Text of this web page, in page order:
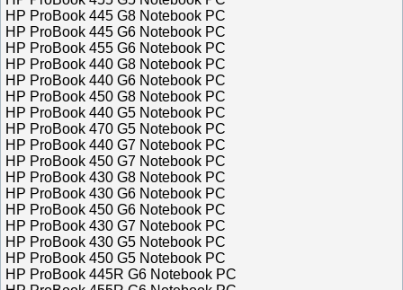
HP ProBook 445 G8 Notebook PC
HP ProBook 445 G6 Notebook PC
HP ProBook 455 G6 Notebook PC
HP ProBook 440 G8 Notebook PC
HP ProBook 440 G6 Notebook PC
HP ProBook 450 G8 Notebook PC
HP ProBook 440 G5 Notebook PC
HP ProBook 470 G5 Notebook PC
HP ProBook 440 G7 Notebook PC
HP ProBook 450 G7 Notebook PC
HP ProBook 430 G8 Notebook PC
HP ProBook 430 G6 Notebook PC
HP ProBook 450 G6 Notebook PC
HP ProBook 430 G7 Notebook PC
HP ProBook 430 G5 Notebook PC
HP ProBook 450 G5 Notebook PC
HP ProBook 445R G6 Notebook PC